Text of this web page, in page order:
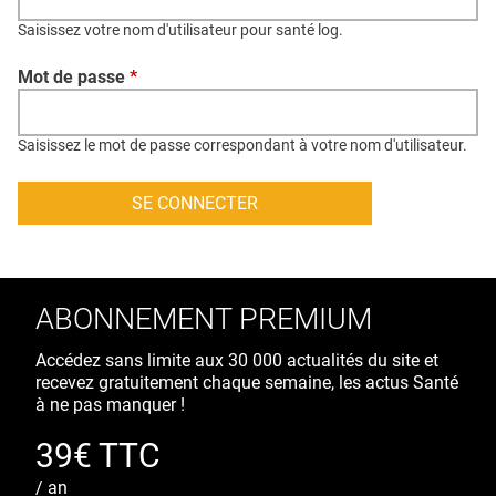
CONTACT
CRÉDITS
Saisissez votre nom d'utilisateur pour santé log.
Mot de passe *
Saisissez le mot de passe correspondant à votre nom d'utilisateur.
ABONNEMENT PREMIUM
Accédez sans limite aux 30 000 actualités du site et
recevez gratuitement chaque semaine, les actus Santé
à ne pas manquer !
39€ TTC
/ an